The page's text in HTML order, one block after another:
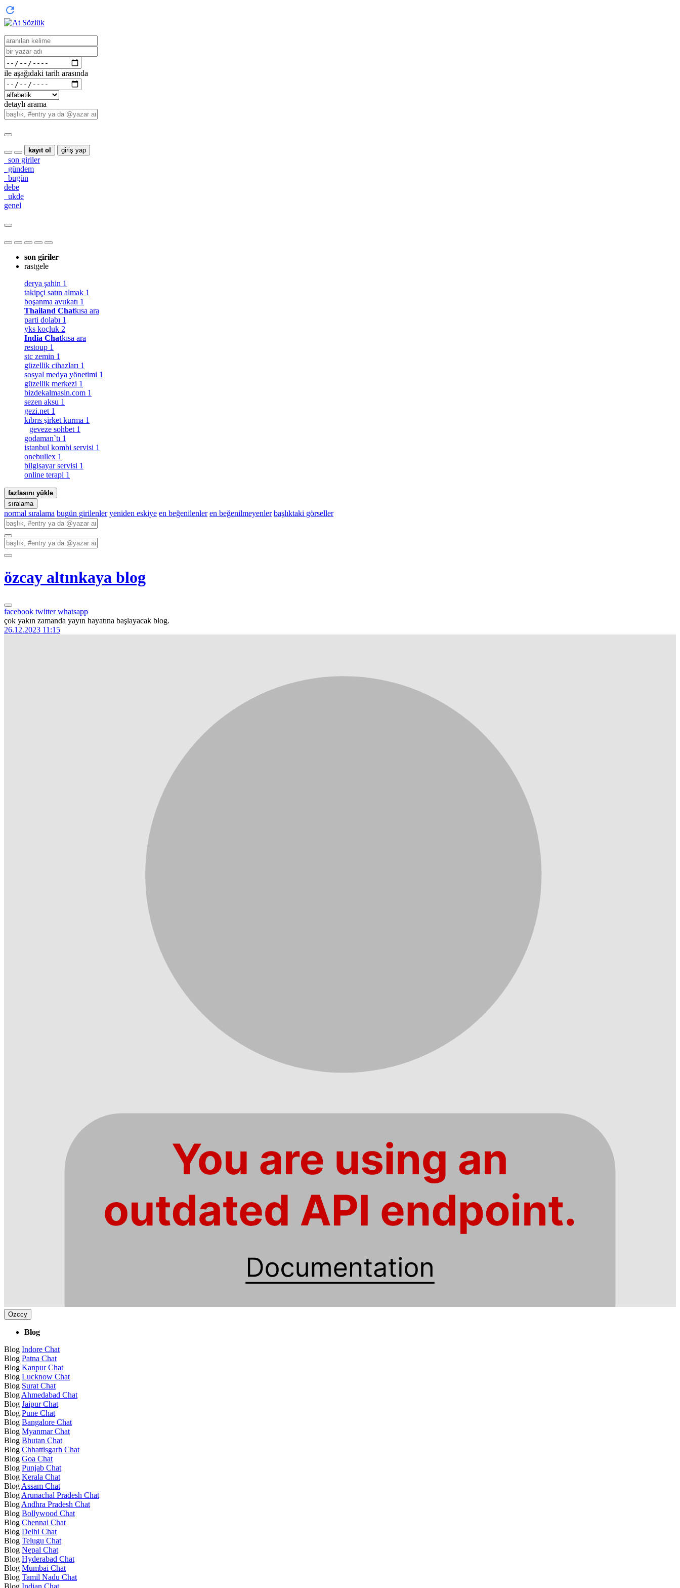
ile aşağıdaki tarih arasında
detaylı arama
kayıt ol giriş yap
son giriler
gündem
bugün
debe
ukde
genel
son giriler
rastgele
derya şahin 1
takipçi satın almak 1
boşanma avukatı 1
Thailand Chatkısa ara
parti dolabı 1
yks koçluk 2
India Chatkısa ara
restoup 1
stc zemin 1
güzellik cihazları 1
sosyal medya yönetimi 1
güzellik merkezi 1
bizdekalmasin.com 1
sezen aksu 1
gezi.net 1
kıbrıs şirket kurma 1
geveze sohbet 1
godaman`tı 1
istanbul kombi servisi 1
onebullex 1
bilgisayar servisi 1
online terapi 1
fazlasını yükle
sıralama
normal sıralama bugün girilenler yeniden eskiye en beğenilenler en beğenilmeyenler başlıktaki görseller
özcay altınkaya blog
facebook twitterwhatsapp
çok yakın zamanda yayın hayatına başlayacak blog.
26.12.2023 11:15
Ozccy
Blog
Blog Indore Chat
Blog Patna Chat
Blog Kanpur Chat
Blog Lucknow Chat
Blog Surat Chat
Blog Ahmedabad Chat
Blog Jaipur Chat
Blog Pune Chat
Blog Bangalore Chat
Blog Myanmar Chat
Blog Bhutan Chat
Blog Chhattisgarh Chat
Blog Goa Chat
Blog Punjab Chat
Blog Kerala Chat
Blog Assam Chat
Blog Arunachal Pradesh Chat
Blog Andhra Pradesh Chat
Blog Bollywood Chat
Blog Chennai Chat
Blog Delhi Chat
Blog Telugu Chat
Blog Nepal Chat
Blog Hyderabad Chat
Blog Mumbai Chat
Blog Tamil Nadu Chat
Blog Indian Chat